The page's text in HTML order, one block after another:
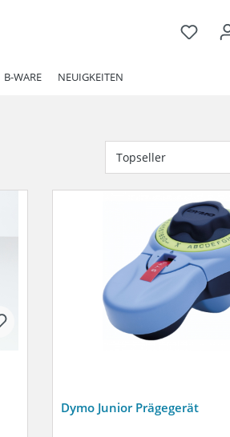
B-WARE NEUIGKEITEN
Dymo Junior Prägegerät